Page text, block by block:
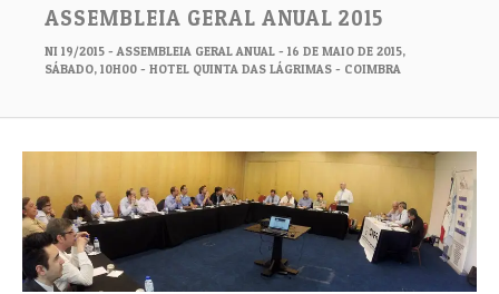
ASSEMBLEIA GERAL ANUAL 2015
NI 19/2015 - ASSEMBLEIA GERAL ANUAL - 16 DE MAIO DE 2015,
SÁBADO, 10H00 - HOTEL QUINTA DAS LÁGRIMAS - COIMBRA